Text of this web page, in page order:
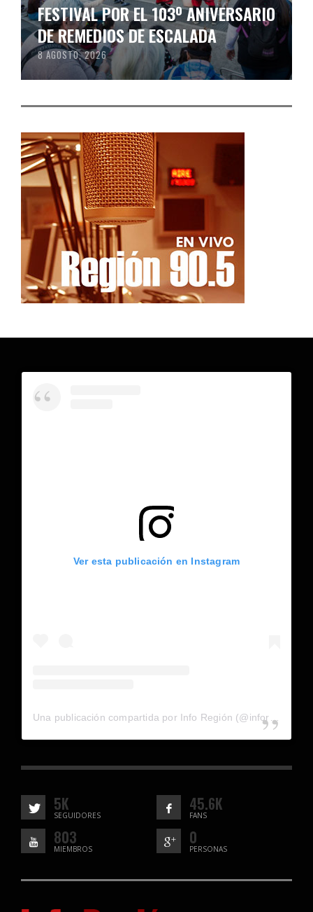
FESTIVAL POR EL 103º ANIVERSARIO
DE REMEDIOS DE ESCALADA
8 AGOSTO, 2026
Ver esta publicación en Instagram
5K
SEGUIDORES
45.6K
FANS
803
MIEMBROS
0
PERSONAS